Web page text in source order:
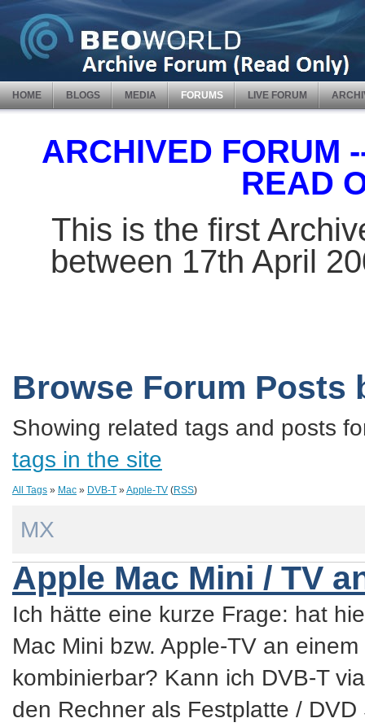
HOME BLOGS MEDIA FORUMS LIVE FORUM
ARCHIVED FORUM
READ
This is the first
between 17th April
Browse Forum Posts
Showing related tags and posts
tags in the site
All Tags » Mac » DVB-T »Apple-TV (RSS)
MX
Apple Mac Mini / TV
Ich hätte eine kurze Frage: hat
Mac Mini bzw. Apple-TV an
kombinierbar? Kann ich DVB-T
den Rechner als Festplatte /